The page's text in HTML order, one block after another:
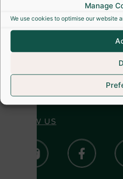
Manage
We use cookies to optimise our website
FOLLOW US